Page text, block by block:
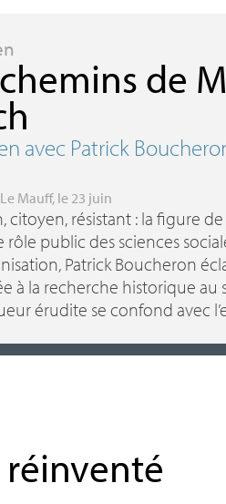
de
avec Patrick
Mauff, le 23 juin
citoyen, résistant : la figure
rôle public des sciences
Patrick Boucheron
à la recherche historique au
érudite se confond avec